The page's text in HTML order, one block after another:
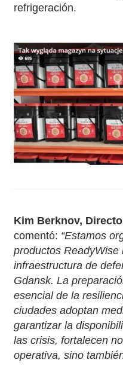
refrigeración.
Kim Berknov,
comentó: “Estamos
productos ReadyWise
infraestructura de
Gdansk. La
esencial de la
ciudades adoptan
garantizar la
las crisis, fortalecen
operativa, sino